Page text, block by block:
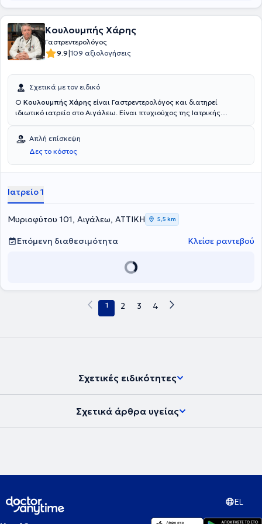
Κουλουμπής Χάρης
Γαστρεντερολόγος
9.9|109 αξιολογήσεις
Σχετικά με τον ειδικό
Ο Κουλουμπής Χάρης είναι Γαστρεντερολόγος και διατηρεί
ιδιωτικό ιατρείο στο Αιγάλεω. Είναι πτυχιούχος της Ιατρικής
και έχει εργαστεί στο Γενικό Νοσοκομείο Αθηνών "Ευαγγελισμός".
Διαθέτει σπουδαία και πολυετή εμπειρία και εξειδικεύεται στην
ηπατολογία, στην ενδοσκοπική γαστρεντερολογία και στην
ογκολογία του πεπτικού. Στο ιδιωτικό του ιατρείο προσφέρει πλήθος
Απλή επίσκεψη
Δες το κόστος
Ιατρείο 1
Μυριοφύτου 101, Αιγάλεω, ΑΤΤΙΚΗ 5,5 km
Επόμενη διαθεσιμότητα Κλείσε ραντεβού
1 2 3 4
Σχετικές ειδικότητες
Σχετικά άρθρα υγείας
EL